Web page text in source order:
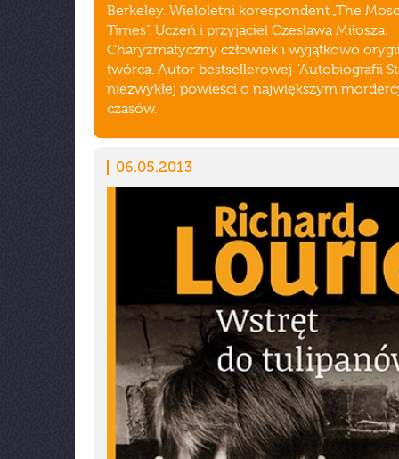
Berkeley. Wieloletni korespondent „The
Times”. Uczeń i przyjaciel Czesława Miłosza.
Charyzmatyczny człowiek i wyjątkowo
twórca. Autor bestsellerowej "Autobiografii
niezwykłej powieści o największym
czasów.
06.05.2013